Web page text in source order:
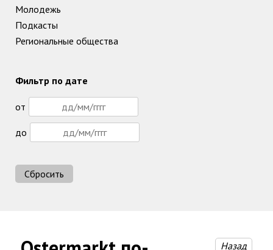
Назад
Молодежь
Подкасты
Региональные общества
Фильтр по дате
от
до
Сбросить